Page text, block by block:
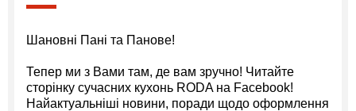
Шановні Пані та Панове!
Тепер ми з Вами там, де вам зручно! Читайте
сторінку сучасних кухонь RODA на Facebook!
Найактуальніші новини, поради щодо оформлення